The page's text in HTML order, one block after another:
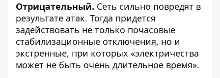
Отрицательный. Сеть сильно повредят в
результате атак. Тогда придется
задействовать не только почасовые
стабилизационные отключения, но и
экстренные, при которых «электричества
может не быть очень длительное время».